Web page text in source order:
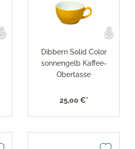
Dibbern Solid Color
sonnengelb Kaffee-
Obertasse
25,00 €*